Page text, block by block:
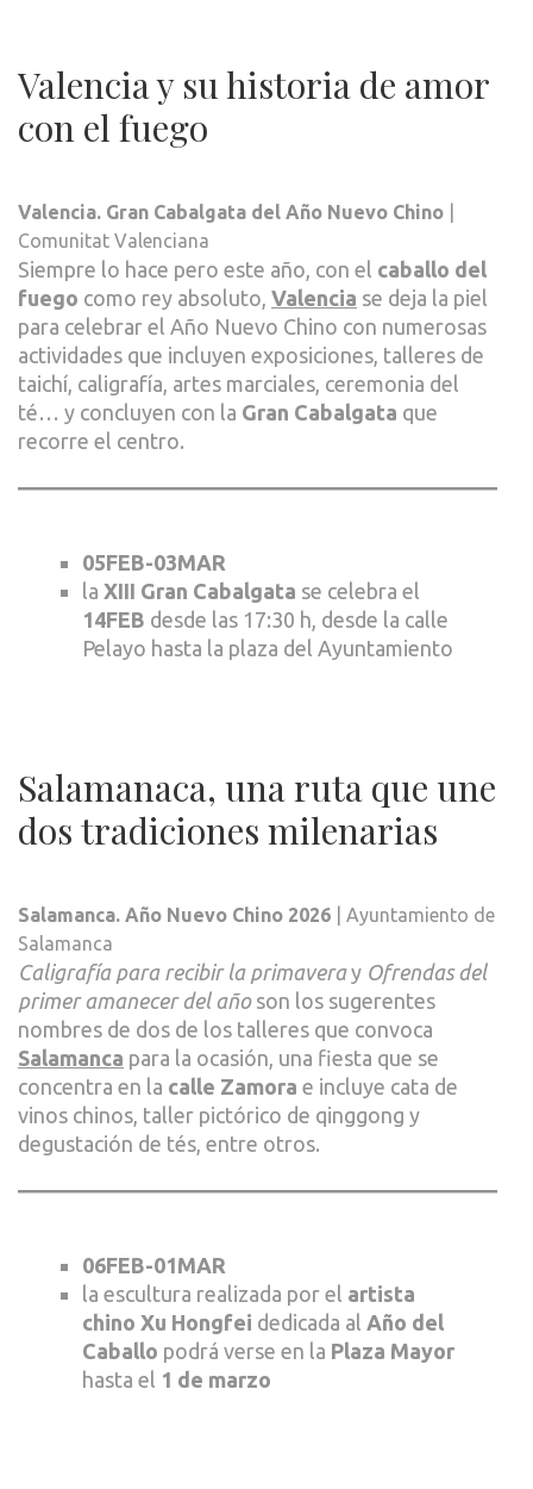
Valencia y su historia de amor
con el fuego
Valencia. Gran Cabalgata del Año Nuevo Chino
Comunitat Valenciana
Siempre lo hace pero este año, con el caballo del
fuego como rey absoluto, Valencia se deja la piel
para celebrar el Año Nuevo Chino con numerosas
actividades que incluyen exposiciones, talleres de
taichí, caligrafía, artes marciales, ceremonia del
té… y concluyen con la Gran Cabalgata que
recorre el centro.
05FEB-03MAR
laXIII Gran Cabalgata se celebra el
14FEB desde las 17:30 h, desde la calle
Pelayo hasta la plaza del Ayuntamiento
Salamanaca, una ruta que une
dos tradiciones milenarias
Salamanca. Año Nuevo Chino 2026 | Ayuntamiento de
Salamanca
Caligrafía para recibir la primaveray Ofrendas del
primer amanecer del añoson los sugerentes
nombres de dos de los talleres que convoca
Salamanca para la ocasión, una fiesta que se
concentra en la calle Zamora e incluye cata de
vinos chinos, taller pictórico de qinggong y
degustación de tés, entre otros.
06FEB-01MAR
la escultura realizada por el artista
chino Xu Hongfei dedicada al Año del
Caballo podrá verse en la Plaza Mayor
hasta el 1 de marzo